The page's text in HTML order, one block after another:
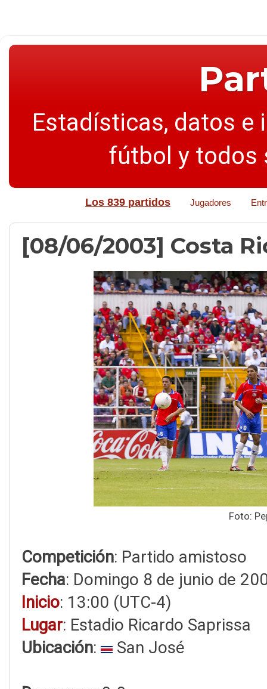
Estadísticas, datos e
fútbol y todos
Los 839 partidos Jugadores
[08/06/2003] Costa
Foto:
Competición: Partido amistoso
Fecha: Domingo 8 de junio de
Inicio: 13:00 (UTC-4)
Lugar: Estadio Ricardo Saprissa
Ubicación: San José